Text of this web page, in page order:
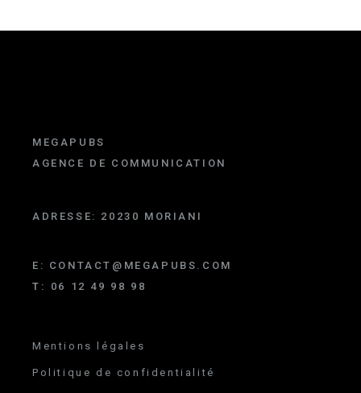
MEGAPUBS
AGENCE DE COMMUNICATION
ADRESSE: 20230 MORIANI
E: CONTACT@MEGAPUBS.COM
T: 06 12 49 98 98
Mentions légales
Politique de confidentialité